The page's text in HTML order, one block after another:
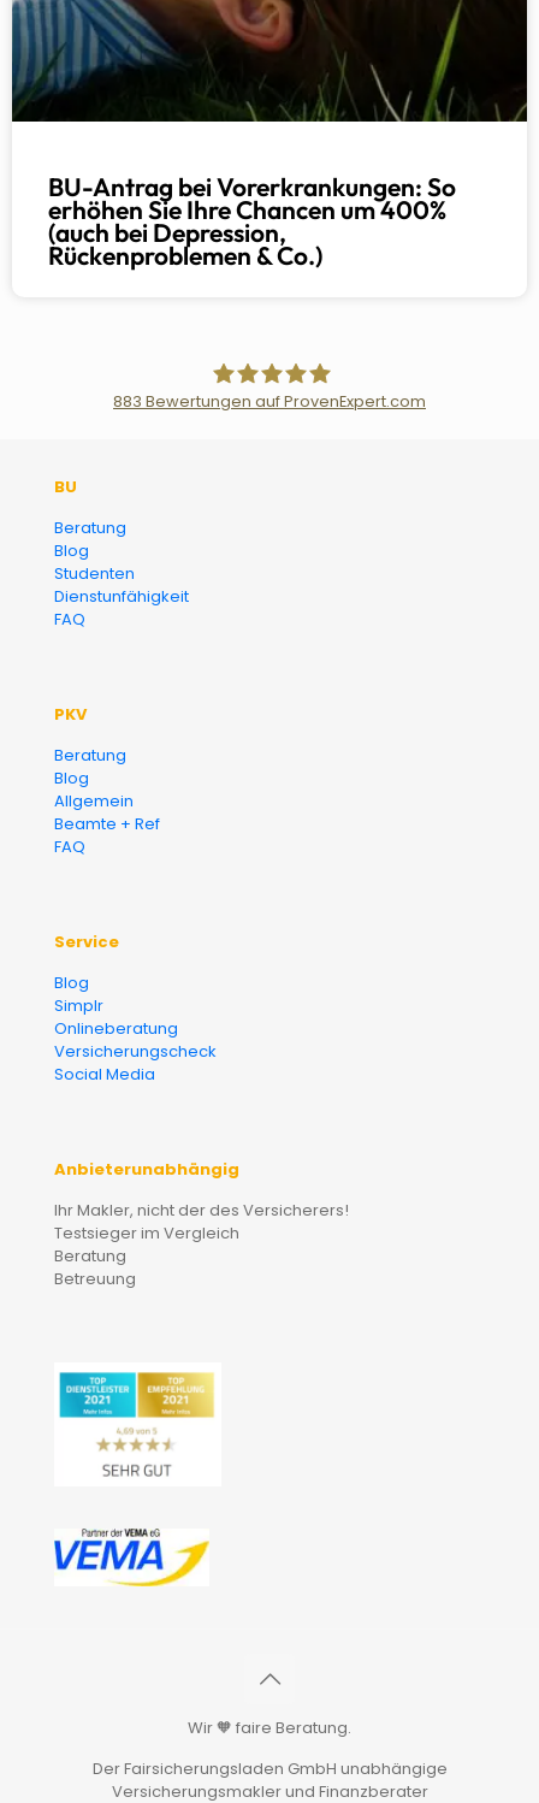
BU-Antrag bei Vorerkrankungen: So
erhöhen Sie Ihre Chancen um 400%
(auch bei Depression,
Rückenproblemen & Co.)
883 Bewertungen auf ProvenExpert.com
BU
Beratung
Blog
Studenten
Dienstunfähigkeit
FAQ
PKV
Beratung
Blog
Allgemein
Beamte + Ref
FAQ
Service
Blog
Simplr
Onlineberatung
Versicherungscheck
Social Media
Anbieterunabhängig
Ihr Makler, nicht der des Versicherers!
Testsieger im Vergleich
Beratung
Betreuung
Wir 🧡 faire Beratung.
Der Fairsicherungsladen GmbH unabhängige
Versicherungsmakler und Finanzberater